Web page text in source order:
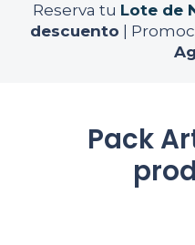
Reserva tu Lote de
descuento |
Pack